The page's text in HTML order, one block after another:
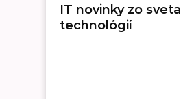
IT novinky zo sveta
technológií